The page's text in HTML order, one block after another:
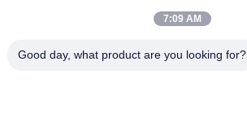
7:09 AM
Good day, what product are you looking for?